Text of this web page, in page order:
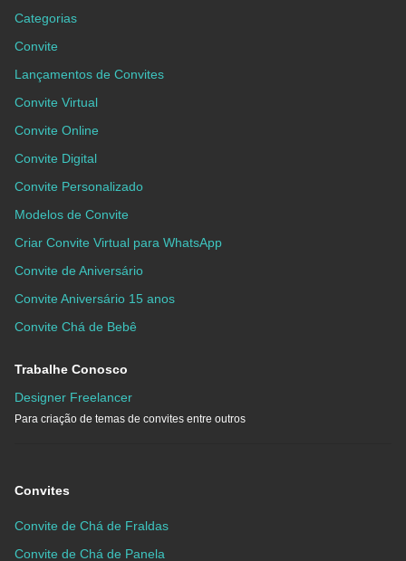
Categorias
Convite
Lançamentos de Convites
Convite Virtual
Convite Online
Convite Digital
Convite Personalizado
Modelos de Convite
Criar Convite Virtual para WhatsApp
Convite de Aniversário
Convite Aniversário 15 anos
Convite Chá de Bebê
Trabalhe Conosco
Designer Freelancer
Para criação de temas de convites entre outros
Convites
Convite de Chá de Fraldas
Convite de Chá de Panela